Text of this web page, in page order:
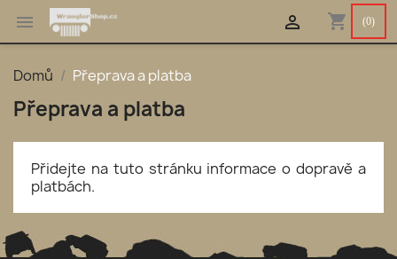
 shopping_cart (0)

Domů Přeprava a platba
Přeprava a platba
Přidejte na tuto stránku informace o dopravě a
platbách.